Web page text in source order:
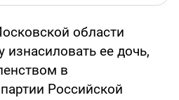
области
ее дочь,
в
Российской